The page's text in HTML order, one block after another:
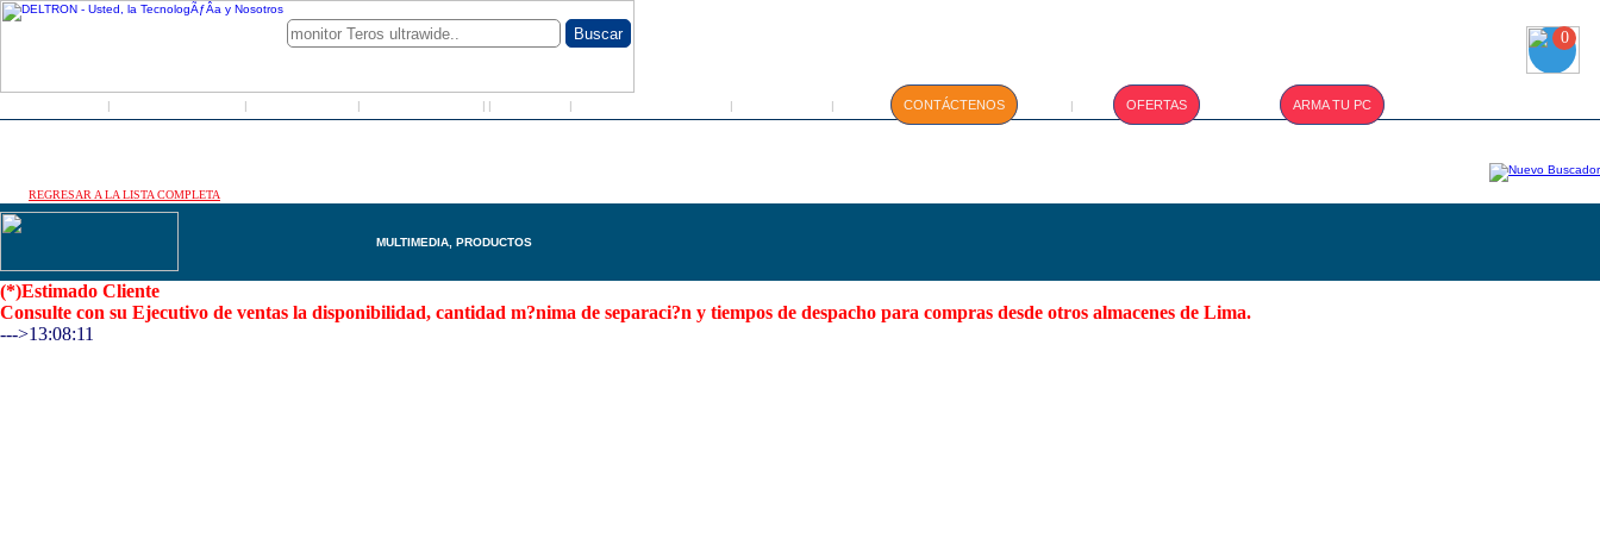
| | | | | | | | CONTÁCTENOS | OFERTAS ARMA TU PC
0
REGRESAR A LA LISTA COMPLETA
MULTIMEDIA, PRODUCTOS
(*)Estimado Cliente
Consulte con su Ejecutivo de ventas la disponibilidad, cantidad m?nima de separaci?n y tiempos de despacho para compras desde otros almacenes de Lima.
--->13:08:11